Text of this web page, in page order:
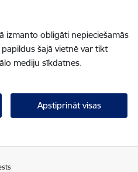
izmanto obligāti nepieciešamās
šajā vietnē var tikt
mediju sīkdatnes.
Apstiprināt visas